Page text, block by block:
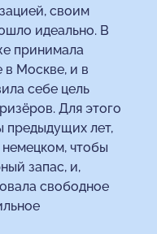
своим
идеально. В
принимала
в Москве, и в
себе цель
Для этого
предыдущих лет,
немецком, чтобы
запас, и,
свободное